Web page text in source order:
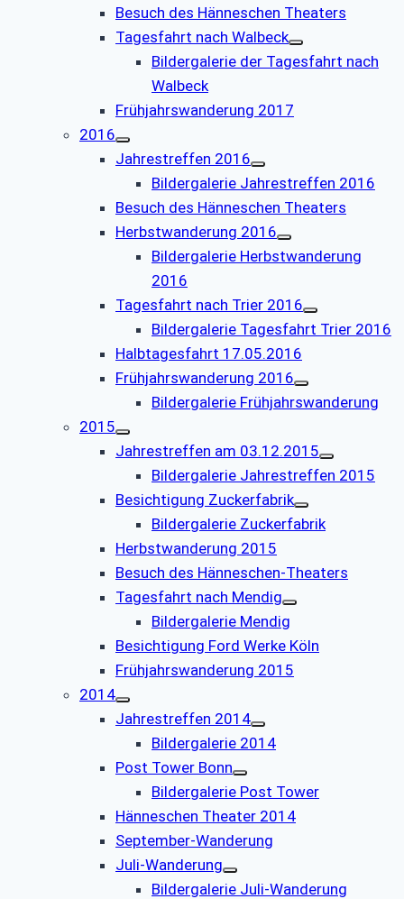
Besuch des Hänneschen Theaters
Tagesfahrt nach Walbeck
Bildergalerie der Tagesfahrt nach
Walbeck
Frühjahrswanderung 2017
2016
Jahrestreffen 2016
Bildergalerie Jahrestreffen 2016
Besuch des Hänneschen Theaters
Herbstwanderung 2016
Bildergalerie Herbstwanderung
2016
Tagesfahrt nach Trier 2016
Bildergalerie Tagesfahrt Trier 2016
Halbtagesfahrt 17.05.2016
Frühjahrswanderung 2016
Bildergalerie Frühjahrswanderung
2015
Jahrestreffen am 03.12.2015
Bildergalerie Jahrestreffen 2015
Besichtigung Zuckerfabrik
Bildergalerie Zuckerfabrik
Herbstwanderung 2015
Besuch des Hänneschen-Theaters
Tagesfahrt nach Mendig
Bildergalerie Mendig
Besichtigung Ford Werke Köln
Frühjahrswanderung 2015
2014
Jahrestreffen 2014
Bildergalerie 2014
Post Tower Bonn
Bildergalerie Post Tower
Hänneschen Theater 2014
September-Wanderung
Juli-Wanderung
Bildergalerie Juli-Wanderung